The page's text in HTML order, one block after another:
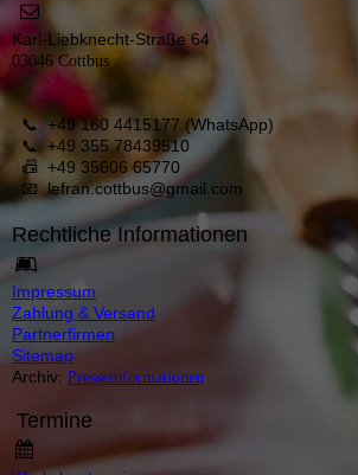
Karl-Liebknecht-Straße 64
03046 Cottbus
📞 +49 160 4415177 (WhatsApp)
📞 +49 355 78439510
📠 +49 35606 65770
📧lefran.cottbus@gmail.com
Rechtliche Informationen
Impressum
Zahlung & Versand
Partnerfirmen
Sitemap
Archiv: Presseinformationen
Termine